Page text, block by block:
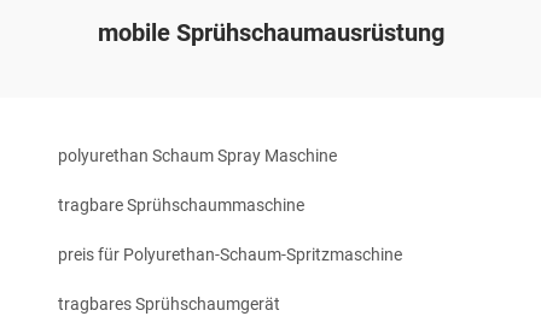
mobile Sprühschaumausrüstung
polyurethan Schaum Spray Maschine
tragbare Sprühschaummaschine
preis für Polyurethan-Schaum-Spritzmaschine
tragbares Sprühschaumgerät